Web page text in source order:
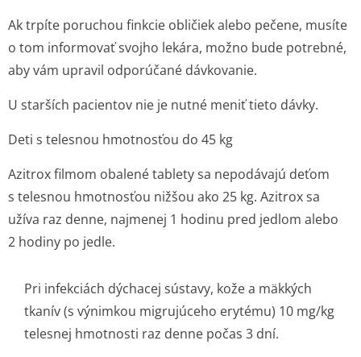
Ak trpíte poruchou finkcie obličiek alebo pečene, musíte
o tom informovať svojho lekára, možno bude potrebné,
aby vám upravil odporúčané dávkovanie.
U starších pacientov nie je nutné meniť tieto dávky.
Deti s telesnou hmotnosťou do 45 kg
Azitrox filmom obalené tablety sa nepodávajú deťom
s telesnou hmotnosťou nižšou ako 25 kg. Azitrox sa
užíva raz denne, najmenej 1 hodinu pred jedlom alebo
2 hodiny po jedle.
Pri infekciách dýchacej sústavy, kože a mäkkých
tkanív (s výnimkou migrujúceho erytému) 10 mg/kg
telesnej hmotnosti raz denne počas 3 dní.